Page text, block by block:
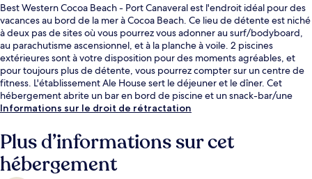
Best Western Cocoa Beach - Port Canaveral est l'endroit idéal pour des
vacances au bord de la mer à Cocoa Beach. Ce lieu de détente est niché
à deux pas de sites où vous pourrez vous adonner au surf/bodyboard,
au parachutisme ascensionnel, et à la planche à voile. 2 piscines
extérieures sont à votre disposition pour des moments agréables, et
pour toujours plus de détente, vous pourrez compter sur un centre de
fitness. L'établissement Ale House sert le déjeuner et le dîner. Cet
hébergement abrite un bar en bord de piscine et un snack-bar/une
épicerie fine, tandis que, petit plus pratique, les chambres bénéficient
piscine rafraîchissante et la literie de qualité.
Informations sur le droit de rétractation
Plus d’informations sur cet
hébergement